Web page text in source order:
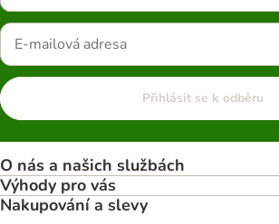
Přihlásit se k odběru
O nás a našich službách
Výhody pro vás
Nakupování a slevy